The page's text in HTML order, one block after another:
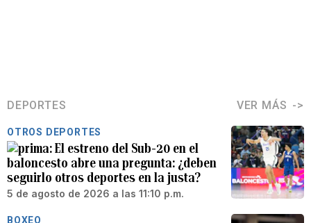
DEPORTES VER MÁS
OTROS DEPORTES
El estreno del Sub-20 en el
baloncesto abre una pregunta: ¿deben
seguirlo otros deportes en la justa?
5 de agosto de 2026 a las 11:10 p.m.
BOXEO